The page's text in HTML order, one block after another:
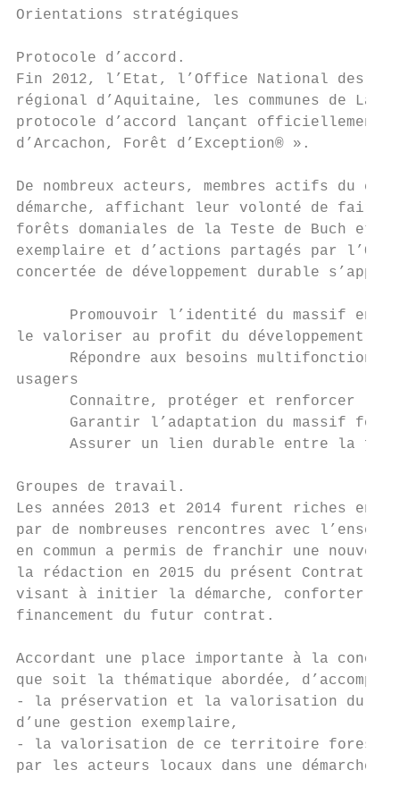
Orientations stratégiques
Protocole d’accord.
Fin 2012, l’Etat, l’Office National des
régional d’Aquitaine, les communes de La
protocole d’accord lançant officiellement
d’Arcachon, Forêt d’Exception® ».
De nombreux acteurs, membres actifs du
démarche, affichant leur volonté de faire
forêts domaniales de la Teste de Buch et de
exemplaire et d’actions partagés par
concertée de développement durable
Promouvoir l’identité du massif en
le valoriser au profit du développement
Répondre aux besoins
usagers
Connaitre, protéger et renforcer la
Garantir l’adaptation du massif
Assurer un lien durable entre la
Groupes de travail.
Les années 2013 et 2014 furent riches en
par de nombreuses rencontres avec
en commun a permis de franchir une
la rédaction en 2015 du présent Contrat
visant à initier la démarche, conforter
financement du futur contrat.
Accordant une place importante à la
que soit la thématique abordée,
- la préservation et la valorisation du
d’une gestion exemplaire,
- la valorisation de ce territoire forestier
par les acteurs locaux dans une démarche